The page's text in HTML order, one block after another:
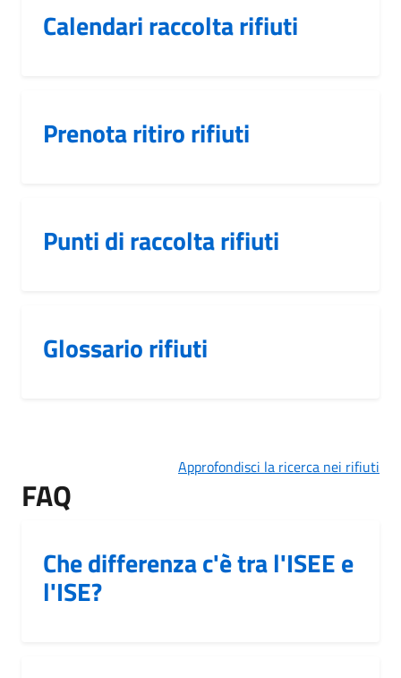
Calendari raccolta rifiuti
Prenota ritiro rifiuti
Punti di raccolta rifiuti
Glossario rifiuti
Approfondisci la ricerca nei rifiuti
FAQ
Che differenza c'è tra l'ISEE e
l'ISE?